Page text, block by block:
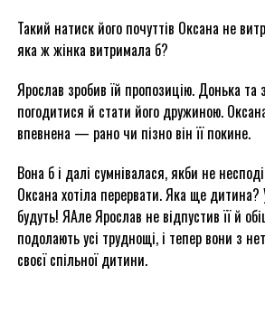
Такий натиск його почуттів Оксана не
яка ж жінка витримала б?
Ярослав зробив їй пропозицію. Донька та
погодитися й стати його дружиною.
впевнена — рано чи пізно він її покине.
Вона б і далі сумнівалася, якби не
Оксана хотіла перервати. Яка ще дитина?
будуть! ЯАле Ярослав не відпустив її й
подолають усі труднощі, і тепер вони з
своєї спільної дитини.